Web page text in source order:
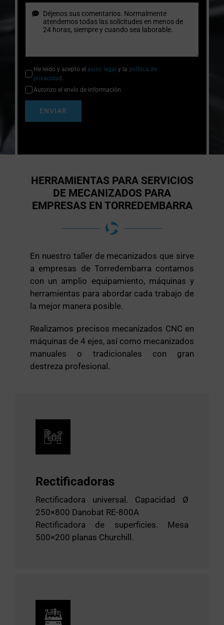
He leído y acepto el aviso legal y la política de
privacidad .
Autorizo el envío de información.
ENVIAR
HERRAMIENTAS PARA SERVICIOS
DE MECANIZADOS PARA
EMPRESAS EN TORREDEMBARRA
En nuestro taller de mecanizados que sirve
a empresas de Torredembarra contamos
con un amplio equipamiento, máquinas y
herramientas para abordar cada trabajo de
la mejor manera posible.
Realizamos precisos mecanizados CNC en
máquinas de 4 ejes, así como mecanizados
manuales o tradicionales con gran
destreza profesional.
Rectificadoras
Rectificadora universal. Capacidad Ø
250×800 Danobat RE-800A
Rectificadora de superficies. Mesa
500×200 planas Churchill.